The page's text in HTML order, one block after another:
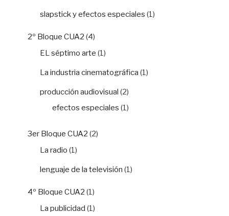
slapstick y efectos especiales (1)
2º Bloque CUA2 (4)
EL séptimo arte (1)
La industria cinematográfica (1)
producción audiovisual (2)
efectos especiales (1)
3er Bloque CUA2 (2)
La radio (1)
lenguaje de la televisión (1)
4º Bloque CUA2 (1)
La publicidad (1)